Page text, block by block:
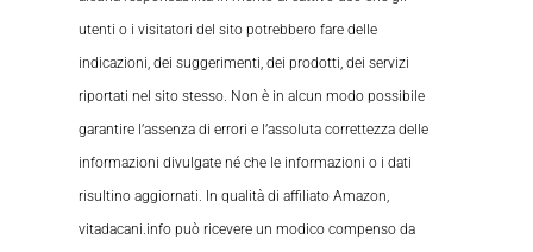
utenti o i visitatori del sito potrebbero fare delle
indicazioni, dei suggerimenti, dei prodotti, dei servizi
riportati nel sito stesso. Non è in alcun modo possibile
garantire l’assenza di errori e l’assoluta correttezza delle
informazioni divulgate né che le informazioni o i dati
risultino aggiornati. In qualità di affiliato Amazon,
vitadacani.info può ricevere un modico compenso da